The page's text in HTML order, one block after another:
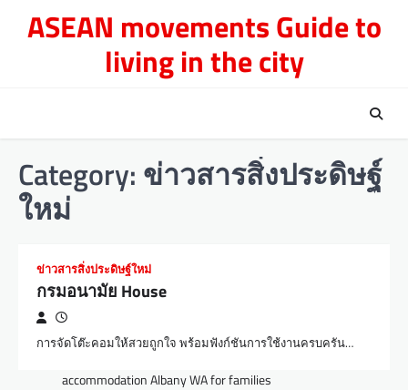
ASEAN movements Guide to
living in the city
Category: ข่าวสารสิ่งประดิษฐ์
ใหม่
ข่าวสารสิ่งประดิษฐ์ใหม่
กรมอนามัย House
การจัดโต๊ะคอมให้สวยถูกใจ พร้อมฟังก์ชันการใช้งานครบครัน…
accommodation Albany WA for families